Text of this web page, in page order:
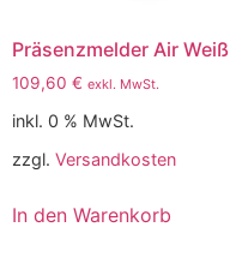
Präsenzmelder Air Weiß
109,60 € exkl. MwSt.
inkl. 0 % MwSt.
zzgl. Versandkosten
In den Warenkorb